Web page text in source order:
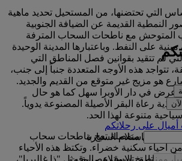
التي تحتضنها، من المستحيل تحديد ماهية
النمطية القديمة عن الضيافة الجنوبية
المتوحش مع ناطحات السحاب المترفة
مبنية على النفط. وباعتبارها المدينة الوحيدة
لم تتقيد بقوانين فصل المناطق التي
تتواجد هذه الأوجه المتعددة جنباً إلى جنب،
هو مزيج غير متوقع من القديم والجديد.
في دار الأوبرا سهل كما هو حال
رعاة البقر الأصيلة المصنوعة يدوياً.
متنوعة لهذا الحد.
تظهر في أفق هيوستن 3 مناطق منفصلة تعج بناطحات سحاب
أحياء سكنية خضراء. وتكتظ هذه الأحياء
ومناطق تسوق عصرية مثل "ذا غاليريا"،
على رحلاتكم
استلام السيارة
تاريخ الاستلام - الوقت